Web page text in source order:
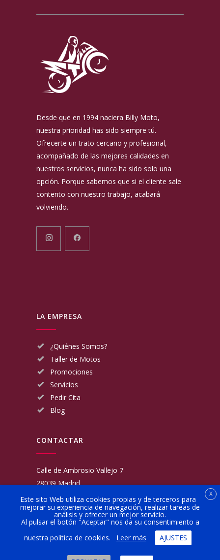
Desde que en 1994 naciera Billy Moto,
nuestra prioridad has sido siempre tú.
Ofrecerte un trato cercano y profesional,
acompañado de las mejores calidades en
nuestros servicios, nunca ha sido solo una
opción. Porque sabemos que si el cliente sale
contento con nuestro trabajo, acabará
volviendo.
LA EMPRESA
¿Quiénes Somos?
Taller de Motos
Promociones
Servicios
Pedir Cita
Blog
CONTACTAR
Calle de Ambrosio Vallejo 7
28039 Madrid
Fijo:
913 117 462
Movil:
676 566 970
administracion@talleresgarciamartinezehijos.com
Lun a Vier:
9:00 a 14:00
16:00 a 20:00
X
Este sito Web utiliza cookies propias y de terceros para
mejorar su experiencia de navegación, realizar tareas de
análisis y ofrecer un mejor servicio.
Al pulsar el botón "Aceptar" nos da su consentimiento a
nuestra política de cookies.
Leer más AJUSTES